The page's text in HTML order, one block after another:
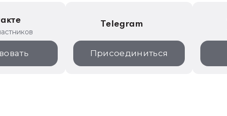
Telegram
Присоединиться